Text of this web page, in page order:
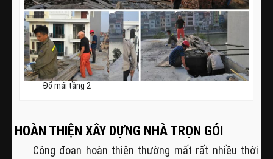
Đổ mái tầng 2
HOÀN THIỆN XÂY DỰNG NHÀ TRỌN GÓI
Công đoạn hoàn thiện thường mất rất nhiều thời